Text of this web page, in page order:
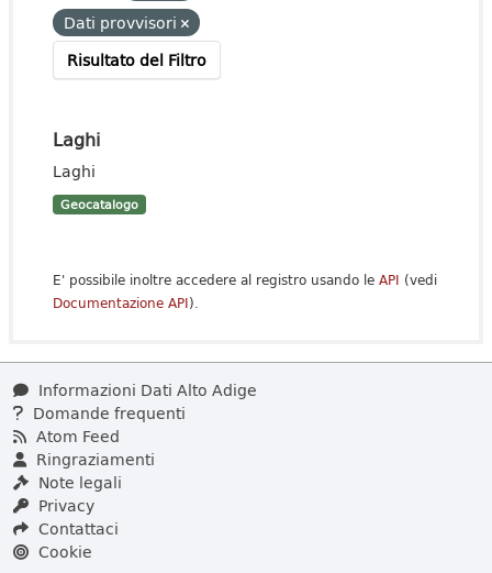
Dati provvisori
Risultato del Filtro
Laghi
Laghi
Geocatalogo
E' possibile inoltre accedere al registro usando le API (vedi
Documentazione API).
Informazioni Dati Alto Adige
Domande frequenti
Atom Feed
Ringraziamenti
Note legali
Privacy
Contattaci
Cookie